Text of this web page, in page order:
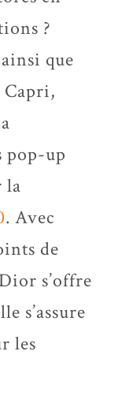
?
que
pop-up
la
. Avec
de
s’offre
s’assure
les